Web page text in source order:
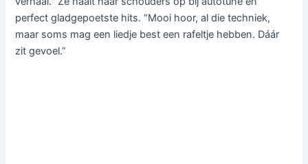
perfect gladgepoetste hits. “Mooi hoor, al die techniek,
maar soms mag een liedje best een rafeltje hebben. Dáár
zit gevoel.”